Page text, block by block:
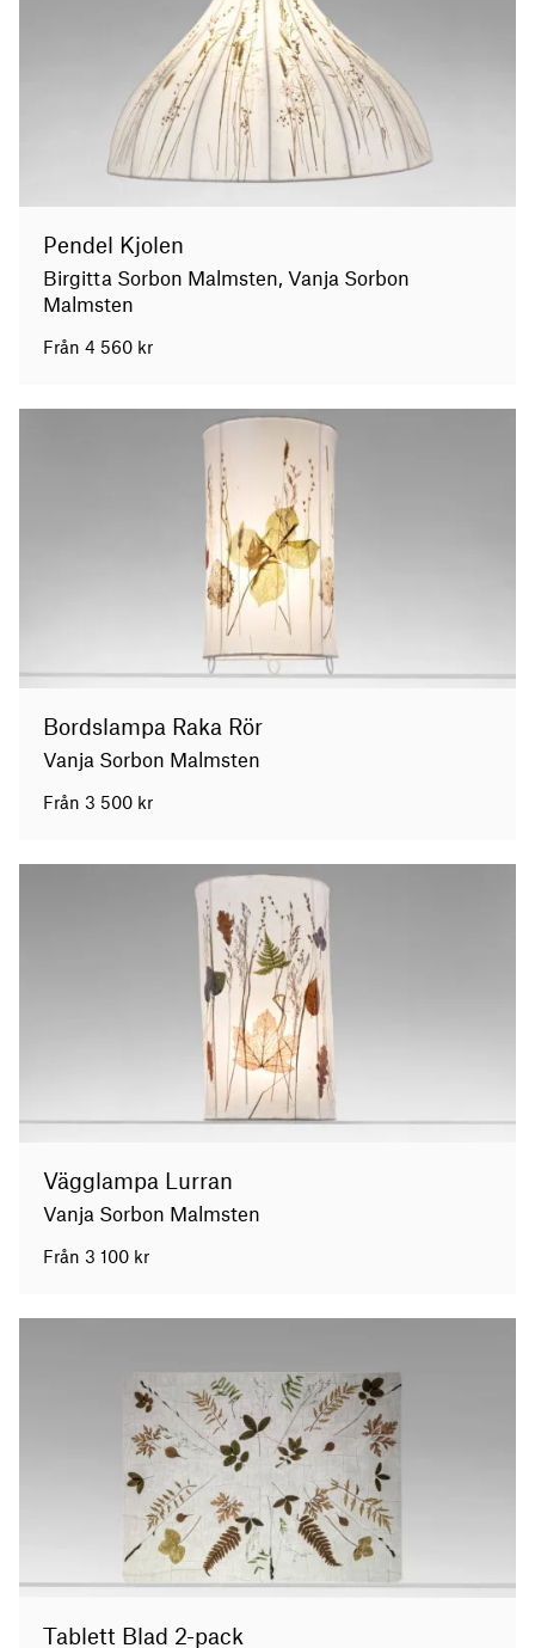
Pendel Kjolen
Birgitta Sorbon Malmsten, Vanja Sorbon
Malmsten
Från 4 560 kr
Bordslampa Raka Rör
Vanja Sorbon Malmsten
Från 3 500 kr
Vägglampa Lurran
Vanja Sorbon Malmsten
Från 3 100 kr
Tablett Blad 2-pack